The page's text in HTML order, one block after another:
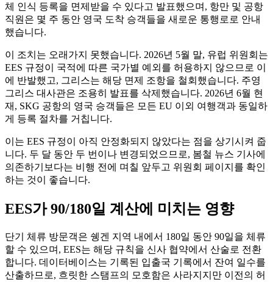
체 인식 등록을 면제받을 수 있다고 발표했으며, 항만 및 공항
직원은 몇 주 동안 영국 도착 승객들을 새로운 통행로로 안내
했습니다.
이 조치는 오래가지 못했습니다. 2026년 5월 말, 유럽 위원회는
EES 규정이 국적에 따른 국가별 예외를 허용하지 않으므로 이
에 반발했고, 그리스는 해당 면제 조항을 철회했습니다. 주영
그리스 대사관은 조용히 발표를 삭제했습니다. 2026년 6월 현
재, SKG 공항의 영국 승객들은 모든 EU 이외 여행객과 동일하
게 등록 절차를 거칩니다.
이는 EES 규정이 아직 안정화되지 않았다는 점을 상기시켜 줍
니다. 두 달 동안 두 번이나 변경되었으므로, 봄철 뉴스 기사에
의존하기보다는 비행 전에 며칠 앞두고 위원회 페이지를 확인
하는 것이 좋습니다.
EES가 90/180일 계산에 미치는 영향
단기 체류 방문객은 쉥겐 지역 내에서 180일 동안 90일을 체류
할 수 있으며, EES는 해당 규칙을 신사 협약에서 산술로 전환
합니다. 데이터베이스는 기록된 입출국 기록에서 잔여 일수를
산출하므로, 흐릿한 스탬프의 모호함은 사라지지만 이전의 허